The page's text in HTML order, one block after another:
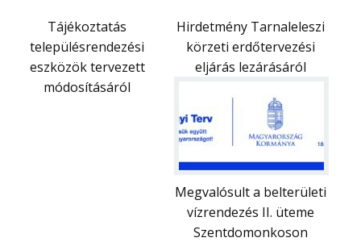
Tájékoztatás
településrendezési
eszközök tervezett
módosításáról
Hirdetmény Tarnaleleszi
körzeti erdőtervezési
eljárás lezárásáról
Megvalósult a belterületi
vízrendezés II. üteme
Szentdomonkoson